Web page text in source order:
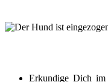
Erkundige Dich